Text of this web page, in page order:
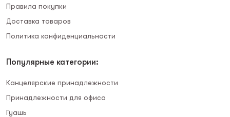
Правила покупки
Доставка товаров
Политика конфиденциальности
Популярные категории:
Канцелярские принадлежности
Принадлежности для офиса
Гуашь